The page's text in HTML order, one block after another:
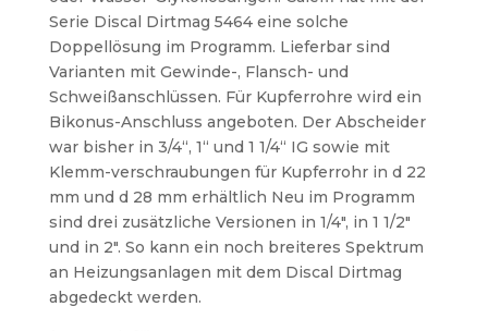
Serie Discal Dirtmag 5464 eine solche
Doppellösung im Programm. Lieferbar sind
Varianten mit Gewinde-, Flansch- und
Schweißanschlüssen. Für Kupferrohre wird ein
Bikonus-Anschluss angeboten. Der Abscheider
war bisher in 3/4“, 1“ und 1 1/4“ IG sowie mit
Klemm-verschraubungen für Kupferrohr in d 22
mm und d 28 mm erhältlich Neu im Programm
sind drei zusätzliche Versionen in 1/4″, in 1 1/2″
und in 2″. So kann ein noch breiteres Spektrum
an Heizungsanlagen mit dem Discal Dirtmag
abgedeckt werden.